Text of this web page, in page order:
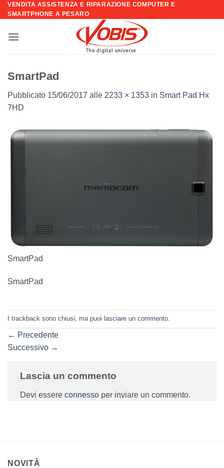
Salta
ai
VENDITA ASSISTENZA E RIPARAZIONE COMPUTER E
SMARTPHONE A PESARO
SmartPad
Pubblicato 15/06/2017 alle 2233 × 1353 in Smart Pad Hx
7HD
SmartPad
SmartPad
I trackback sono chiusi, ma puoi lasciare un commento.
← Precedente
Successivo →
Lascia un commento
Devi essere connesso per inviare un commento.
NOVITÀ